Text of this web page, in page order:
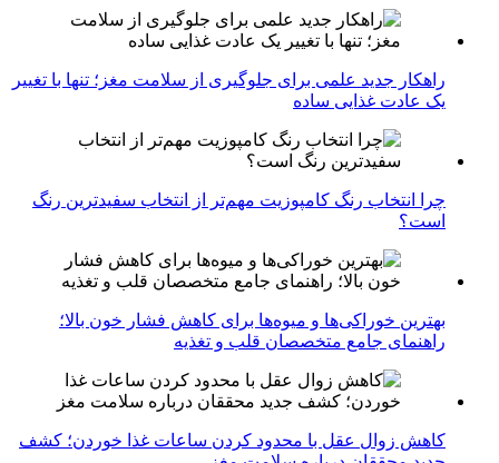
راهکار جدید علمی برای جلوگیری از سلامت مغز؛ تنها با تغییر
یک عادت غذایی ساده
چرا انتخاب رنگ کامپوزیت مهم‌تر از انتخاب سفیدترین رنگ
است؟
بهترین خوراکی‌ها و میوه‌ها برای کاهش فشار خون بالا؛
راهنمای جامع متخصصان قلب و تغذیه
کاهش زوال عقل با محدود کردن ساعات غذا خوردن؛ کشف